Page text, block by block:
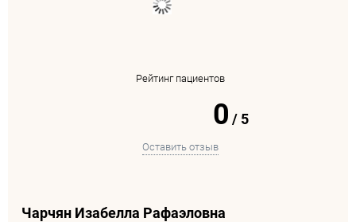
Рейтинг пациентов
0 /5
Оставить отзыв
Чарчян Изабелла Рафаэловна